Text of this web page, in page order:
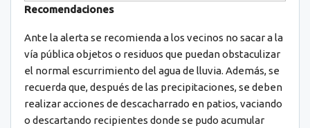
Recomendaciones
Ante la alerta se recomienda a los vecinos no sacar a la
vía pública objetos o residuos que puedan obstaculizar
el normal escurrimiento del agua de lluvia. Además, se
recuerda que, después de las precipitaciones, se deben
realizar acciones de descacharrado en patios, vaciando
o descartando recipientes donde se pudo acumular